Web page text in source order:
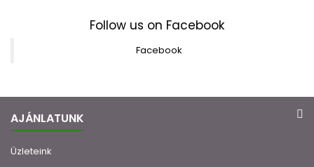
Follow us on Facebook
Facebook
AJÁNLATUNK
Üzleteink